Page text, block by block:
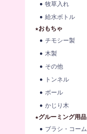
牧草入れ
給水ボトル
★おもちゃ
チモシー製
木製
その他
トンネル
ボール
かじり木
★グルーミング用品
ブラシ・コーム